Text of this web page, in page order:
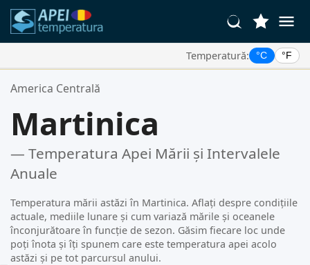
Temperatură: °C °F
Locațiile Tale Favorite:
America Centrală
Martinica
— Temperatura Apei Mării și Intervalele
Anuale
Temperatura mării astăzi în Martinica. Aflați despre condițiile
actuale, mediile lunare și cum variază mările și oceanele
înconjurătoare în funcție de sezon. Găsim fiecare loc unde
poți înota și îți spunem care este temperatura apei acolo
astăzi și pe tot parcursul anului.